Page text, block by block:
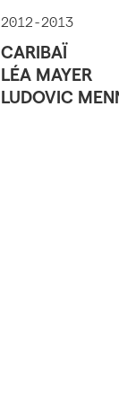
2012-2013
CARIBAÏ
LÉA MAYER
LUDOVIC